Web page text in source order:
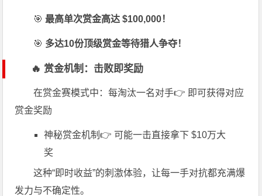
🎯最高单次赏金高达 $100,000！
🎯 多达10份顶级赏金等待猎人争夺！
🔥 赏金机制：击败即奖励
在赏金赛模式中：每淘汰一名对手👉 即可获得对应
赏金奖励
神秘赏金机制👉 可能一击直接拿下 $10万大
奖
这种“即时收益”的刺激体验，让每一手对抗都充满爆
发力与不确定性。